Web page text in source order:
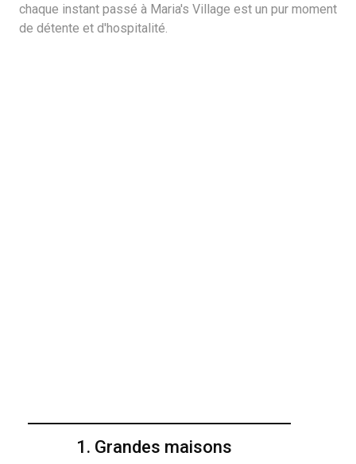
chaque instant passé à Maria's Village est un pur moment
de détente et d'hospitalité.
1. Grandes maisons